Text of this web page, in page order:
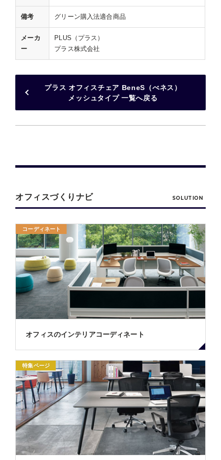
備考 グリーン購入法適合商品
メーカ
ー
PLUS（プラス）
プラス株式会社
プラス オフィスチェア BeneS（べネス）
メッシュタイプ 一覧へ戻る
オフィスづくりナビ SOLUTION
コーディネート
オフィスのインテリアコーディネート
特集ページ